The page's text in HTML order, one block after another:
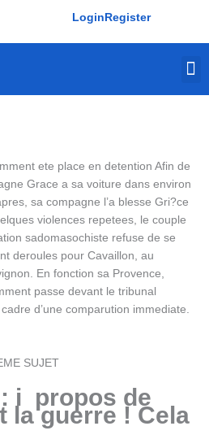
LoginRegister
ete place en detention Afin de
Grace a sa voiture dans environ
sa compagne l’a blesse Gri?ce
violences repetees, le couple
sadomasochiste refuse de se
deroules pour Cavaillon, au
En fonction sa Provence,
passe devant le tribunal
d’une comparution immediate.
SUJET
i propos de
la guerre ! Cela